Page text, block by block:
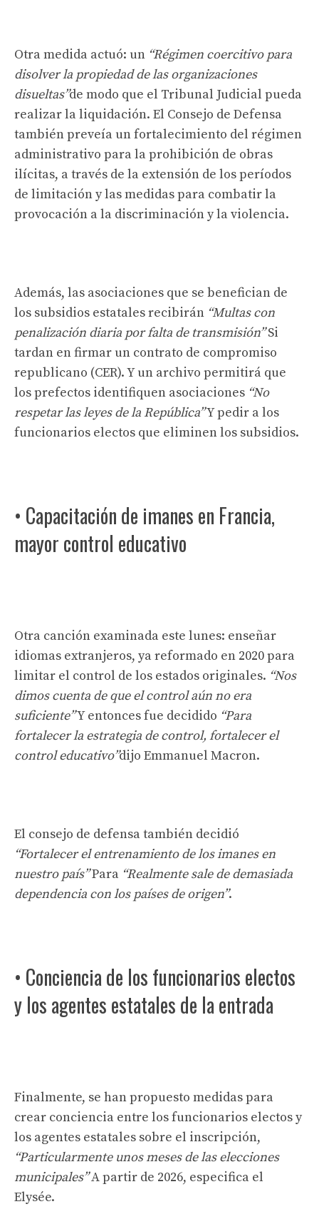
Otra medida actuó: un “Régimen coercitivo para
disolver la propiedad de las organizaciones
disueltas”de modo que el Tribunal Judicial pueda
realizar la liquidación. El Consejo de Defensa
también preveía un fortalecimiento del régimen
administrativo para la prohibición de obras
ilícitas, a través de la extensión de los períodos
de limitación y las medidas para combatir la
provocación a la discriminación y la violencia.
Además, las asociaciones que se benefician de
los subsidios estatales recibirán “Multas con
penalización diaria por falta de transmisión”Si
tardan en firmar un contrato de compromiso
republicano (CER). Y un archivo permitirá que
los prefectos identifiquen asociaciones “No
respetar las leyes de la República”Y pedir a los
funcionarios electos que eliminen los subsidios.
• Capacitación de imanes en Francia,
mayor control educativo
Otra canción examinada este lunes: enseñar
idiomas extranjeros, ya reformado en 2020 para
limitar el control de los estados originales. “Nos
dimos cuenta de que el control aún no era
suficiente”Y entonces fue decidido “Para
fortalecer la estrategia de control, fortalecer el
control educativo”dijo Emmanuel Macron.
El consejo de defensa también decidió
“Fortalecer el entrenamiento de los imanes en
nuestro país”Para “Realmente sale de demasiada
dependencia con los países de origen”.
• Conciencia de los funcionarios electos
y los agentes estatales de la entrada
Finalmente, se han propuesto medidas para
crear conciencia entre los funcionarios electos y
los agentes estatales sobre el inscripción,
“Particularmente unos meses de las elecciones
municipales”A partir de 2026, especifica el
Elysée.